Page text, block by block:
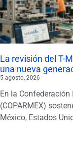
La revisión del T-
una nueva
5 agosto, 2026
En la
(COPARMEX)
México, Estados